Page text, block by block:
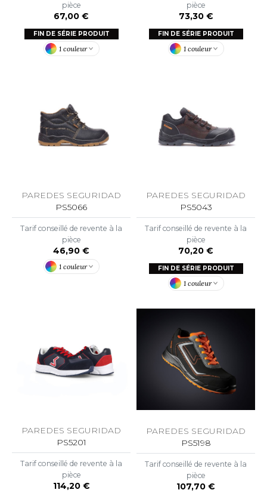
ATHLETIC® COLLECTION
CITY
MILL
pièce
67,00 €
FIN DE SÉRIE PRODUIT
1 couleur
pièce
73,30 €
FIN DE SÉRIE PRODUIT
1 couleur
PAREDES SEGURIDAD
PS5066
Tarif conseillé de revente à la
pièce
46,90 €
1 couleur
PAREDES SEGURIDAD
PS5043
Tarif conseillé de revente à la
pièce
70,20 €
FIN DE SÉRIE PRODUIT
1 couleur
PAREDES SEGURIDAD
PS5201
Tarif conseillé de revente à la
pièce
114,20 €
PAREDES SEGURIDAD
PS5198
Tarif conseillé de revente à la
pièce
107,70 €